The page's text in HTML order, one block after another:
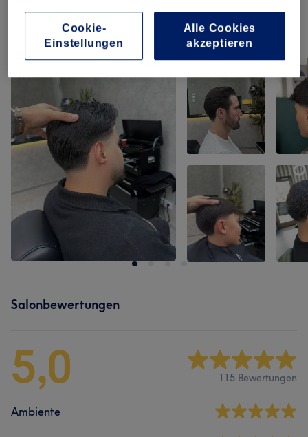
Unsere Arbeit
Bild anklicken für weitere Details
Salonbewertungen
5,0 115 Bewertungen
Ambiente
Cookie-
Einstellungen
Alle Cookies
akzeptieren